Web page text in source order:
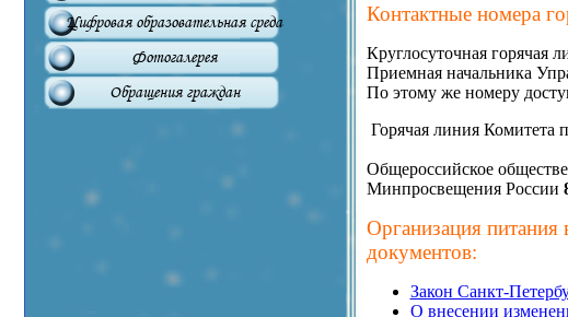
Цифровая образовательная среда
Фотогалерея
Обращения граждан
Контактные номера
Круглосуточная горячая
Приемная начальника
По этому же номеру
Горячая линия Комитета
Общероссийское
Минпросвещения России
Организация питания
документов:
Закон Санкт-
О внесении